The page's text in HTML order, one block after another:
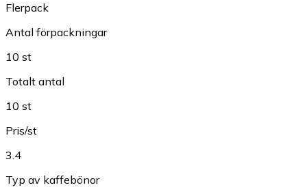
Flerpack
Antal förpackningar
10 st
Totalt antal
10 st
Pris/st
3.4
Typ av kaffebönor